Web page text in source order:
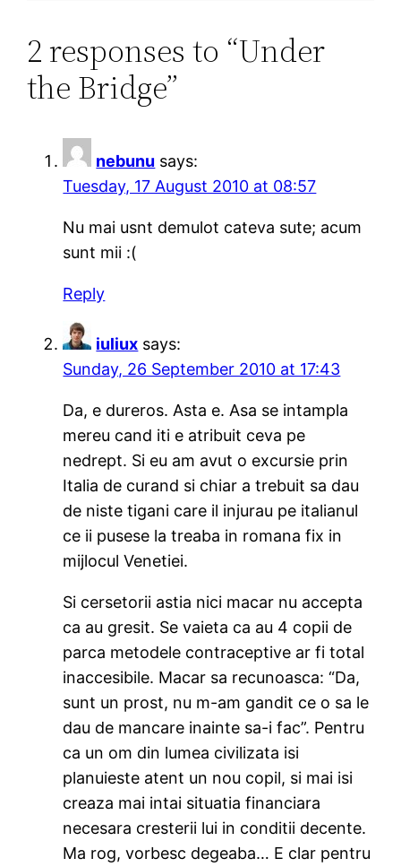
2 responses to “Under
the Bridge”
nebunu says:
Tuesday, 17 August 2010 at 08:57
Nu mai usnt demulot cateva sute; acum
sunt mii :(
Reply
iuliux says:
Sunday, 26 September 2010 at 17:43
Da, e dureros. Asta e. Asa se intampla
mereu cand iti e atribuit ceva pe
nedrept. Si eu am avut o excursie prin
Italia de curand si chiar a trebuit sa dau
de niste tigani care il injurau pe italianul
ce ii pusese la treaba in romana fix in
mijlocul Venetiei.
Si cersetorii astia nici macar nu accepta
ca au gresit. Se vaieta ca au 4 copii de
parca metodele contraceptive ar fi total
inaccesibile. Macar sa recunoasca: “Da,
sunt un prost, nu m-am gandit ce o sa le
dau de mancare inainte sa-i fac”. Pentru
ca un om din lumea civilizata isi
planuieste atent un nou copil, si mai isi
creaza mai intai situatia financiara
necesara cresterii lui in conditii decente.
Ma rog, vorbesc degeaba… E clar pentru